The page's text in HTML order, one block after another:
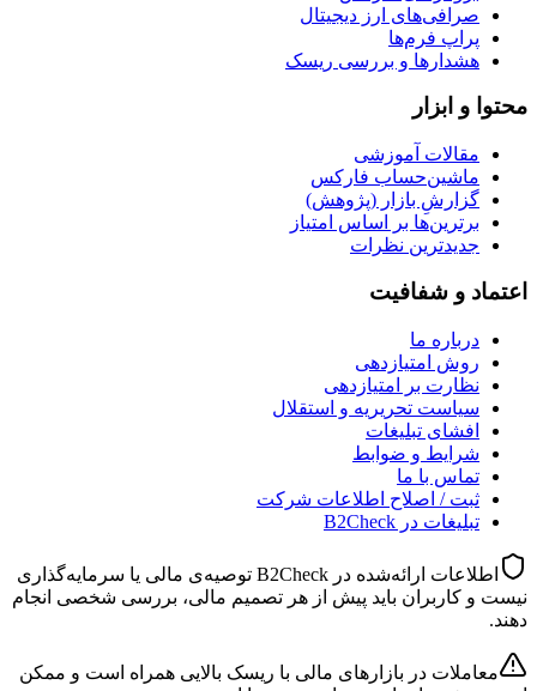
صرافی‌های ارز دیجیتال
پراپ فرم‌ها
هشدارها و بررسی ریسک
محتوا و ابزار
مقالات آموزشی
ماشین‌حساب فارکس
گزارشِ بازار (پژوهش)
برترین‌ها بر اساس امتیاز
جدیدترین نظرات
اعتماد و شفافیت
درباره ما
روش امتیازدهی
نظارت بر امتیازدهی
سیاست تحریریه و استقلال
افشای تبلیغات
شرایط و ضوابط
تماس با ما
ثبت / اصلاح اطلاعات شرکت
تبلیغات در B2Check
اطلاعات ارائه‌شده در B2Check توصیه‌ی مالی یا سرمایه‌گذاری
نیست و کاربران باید پیش از هر تصمیم مالی، بررسی شخصی انجام
دهند.
معاملات در بازارهای مالی با ریسک بالایی همراه است و ممکن